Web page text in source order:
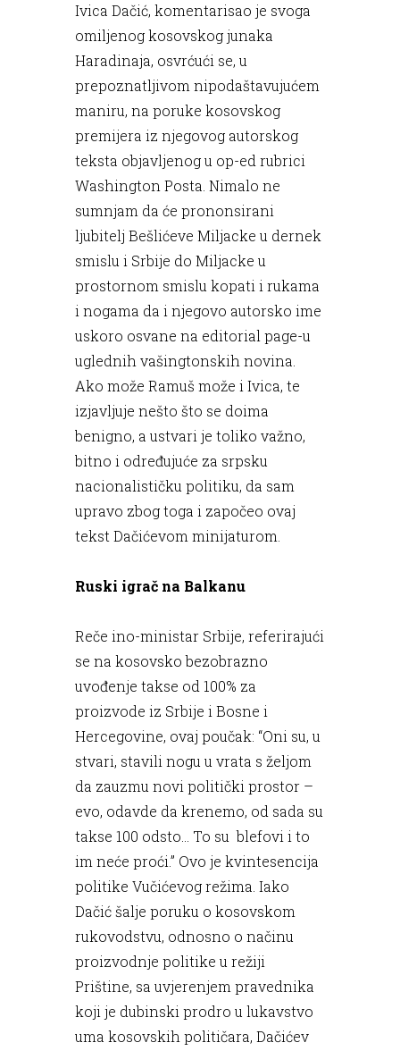
Ivica Dačić, komentarisao je svoga
omiljenog kosovskog junaka
Haradinaja, osvrćući se, u
prepoznatljivom nipodaštavujućem
maniru, na poruke kosovskog
premijera iz njegovog autorskog
teksta objavljenog u op-ed rubrici
Washington Posta. Nimalo ne
sumnjam da će prononsirani
ljubitelj Bešlićeve Miljacke u dernek
smislu i Srbije do Miljacke u
prostornom smislu kopati i rukama
i nogama da i njegovo autorsko ime
uskoro osvane na editorial page-u
uglednih vašingtonskih novina.
Ako može Ramuš može i Ivica, te
izjavljuje nešto što se doima
benigno, a ustvari je toliko važno,
bitno i određujuće za srpsku
nacionalističku politiku, da sam
upravo zbog toga i započeo ovaj
tekst Dačićevom minijaturom.
Ruski igrač na Balkanu
Reče ino-ministar Srbije, referirajući
se na kosovsko bezobrazno
uvođenje takse od 100% za
proizvode iz Srbije i Bosne i
Hercegovine, ovaj poučak: “Oni su, u
stvari, stavili nogu u vrata s željom
da zauzmu novi politički prostor –
evo, odavde da krenemo, od sada su
takse 100 odsto… To su blefovi i to
im neće proći.” Ovo je kvintesencija
politike Vučićevog režima. Iako
Dačić šalje poruku o kosovskom
rukovodstvu, odnosno o načinu
proizvodnje politike u režiji
Prištine, sa uvjerenjem pravednika
koji je dubinski prodro u lukavstvo
uma kosovskih političara, Dačićev